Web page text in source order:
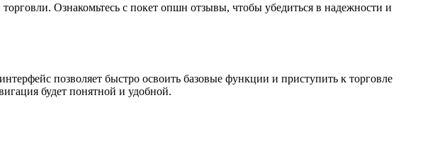
Ознакомьтесь с покет опшн отзывы, чтобы убедиться в надежности и
позволяет быстро освоить базовые функции и приступить к торговле
будет понятной и удобной.